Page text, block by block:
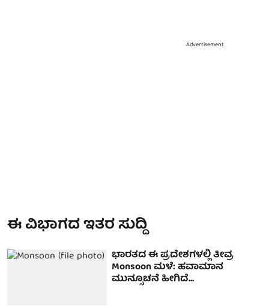
Advertisement
ಈ ವಿಭಾಗದ ಇತರ ಸುದ್ದಿ
ಭಾರತದ ಈ ಪ್ರದೇಶಗಳಲ್ಲಿ ತೀವ್ರ
Monsoon ಮಳೆ: ಹವಾಮಾನ
ಮುನ್ಸೂಚನೆ ಹೀಗಿದೆ...